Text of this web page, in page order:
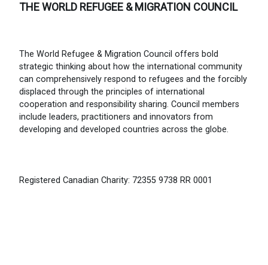
THE WORLD REFUGEE & MIGRATION COUNCIL
The World Refugee & Migration Council offers bold
strategic thinking about how the international community
can comprehensively respond to refugees and the forcibly
displaced through the principles of international
cooperation and responsibility sharing. Council members
include leaders, practitioners and innovators from
developing and developed countries across the globe.
Registered Canadian Charity: 72355 9738 RR 0001